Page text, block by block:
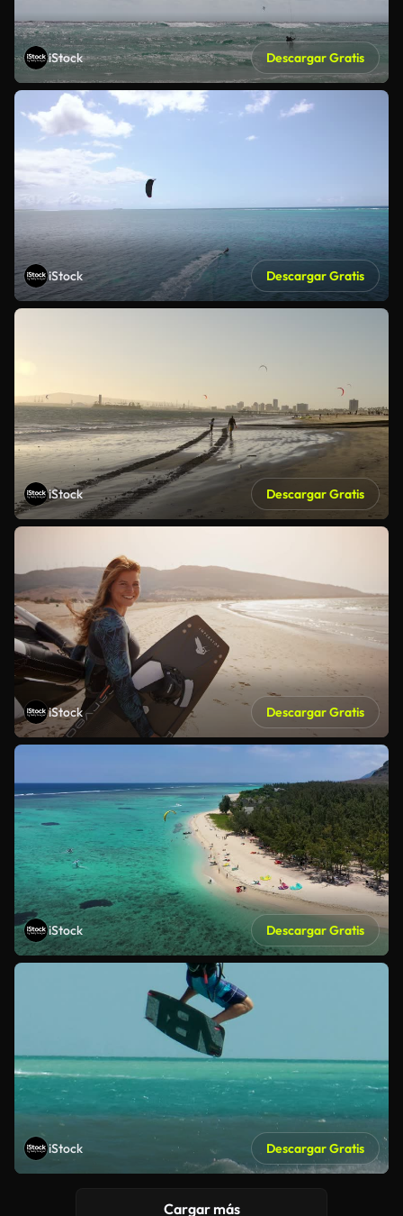
iStock Descargar Gratis
iStock Descargar Gratis
iStock Descargar Gratis
iStock Descargar Gratis
iStock Descargar Gratis
iStock Descargar Gratis
Cargar más